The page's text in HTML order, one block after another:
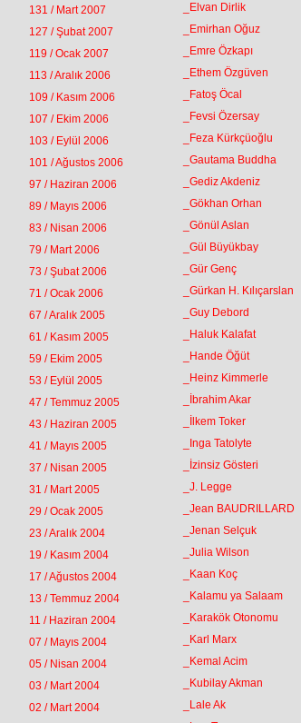
131 / Mart 2007
127 / Şubat 2007
119 / Ocak 2007
113 / Aralık 2006
109 / Kasım 2006
107 / Ekim 2006
103 / Eylül 2006
101 / Ağustos 2006
97 / Haziran 2006
89 / Mayıs 2006
83 / Nisan 2006
79 / Mart 2006
73 / Şubat 2006
71 / Ocak 2006
67 / Aralık 2005
61 / Kasım 2005
59 / Ekim 2005
53 / Eylül 2005
47 / Temmuz 2005
43 / Haziran 2005
41 / Mayıs 2005
37 / Nisan 2005
31 / Mart 2005
29 / Ocak 2005
23 / Aralık 2004
19 / Kasım 2004
17 / Ağustos 2004
13 / Temmuz 2004
11 / Haziran 2004
07 / Mayıs 2004
05 / Nisan 2004
03 / Mart 2004
02 / Mart 2004
_Elvan Dirlik
_Emirhan Oğuz
_Emre Özkapı
_Ethem Özgüven
_Fatoş Öcal
_Fevsi Özersay
_Feza Kürkçüoğlu
_Gautama Buddha
_Gediz Akdeniz
_Gökhan Orhan
_Gönül Aslan
_Gül Büyükbay
_Gür Genç
_Gürkan H. Kılıçarslan
_Guy Debord
_Haluk Kalafat
_Hande Öğüt
_Heinz Kimmerle
_İbrahim Akar
_İlkem Toker
_Inga Tatolyte
_İzinsiz Gösteri
_J. Legge
_Jean BAUDRILLARD
_Jenan Selçuk
_Julia Wilson
_Kaan Koç
_Kalamu ya Salaam
_Karakök Otonomu
_Karl Marx
_Kemal Acim
_Kubilay Akman
_Lale Ak